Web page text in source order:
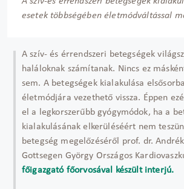
esetek többségében életmódváltással
A szív- és érrendszeri betegségek
haláloknak számítanak. Nincs ez
sem. A betegségek kialakulása
életmódjára vezethető vissza. Éppen
el a legkorszerűbb gyógymódok, ha a
kialakulásának elkerüléséért nem
betegség megelőzéséről prof. dr.
Gottsegen György Országos
főigazgató főorvosával készült interjú.